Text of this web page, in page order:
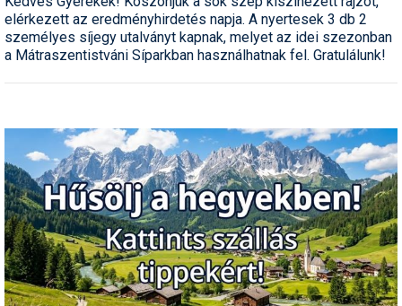
elérkezett az eredményhirdetés napja. A nyertesek 3 db 2
személyes síjegy utalványt kapnak, melyet az idei szezonban
a Mátraszentistváni Síparkban használhatnak fel. Gratulálunk!